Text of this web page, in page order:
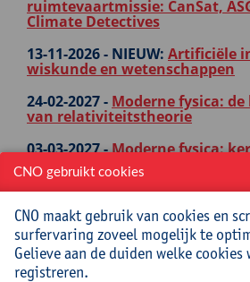
ruimtevaartmissie: CanSat,
Climate Detectives
13-11-2026 - NIEUW: Artificiële
wiskunde en wetenschappen
24-02-2027 - Moderne fysica:
van relativiteitstheorie
03-03-2027 -Moderne fysica:
kwantummechanica
INFORMATICAWETENSCHAPPEN
Startdatum - Titel
06-10-2026 -
CNO gebruikt cookies
CNO maakt gebruik van cookies en
surfervaring zoveel mogelijk te
Gelieve aan de duiden welke cookies
registreren.